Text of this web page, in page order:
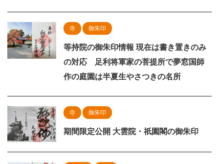
寺 御朱印
等持院の御朱印情報 現在は書き置きのみ
の対応 足利将軍家の菩提所で夢窓国師
作の庭園は半夏生やさつきの名所
寺 御朱印
期間限定公開 大雲院・祇園閣の御朱印